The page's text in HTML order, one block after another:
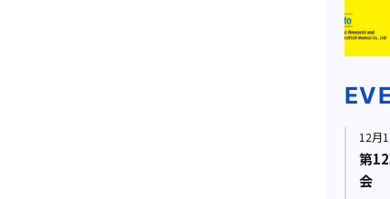
12月
第
会